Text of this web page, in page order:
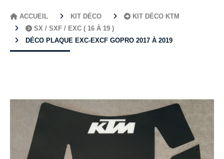
ACCUEIL KIT DÉCO
KIT DÉCO KTM
SX / SXF / EXC ( 16 À 19 )
DÉCO PLAQUE EXC-EXCF GOPRO 2017 À 2019